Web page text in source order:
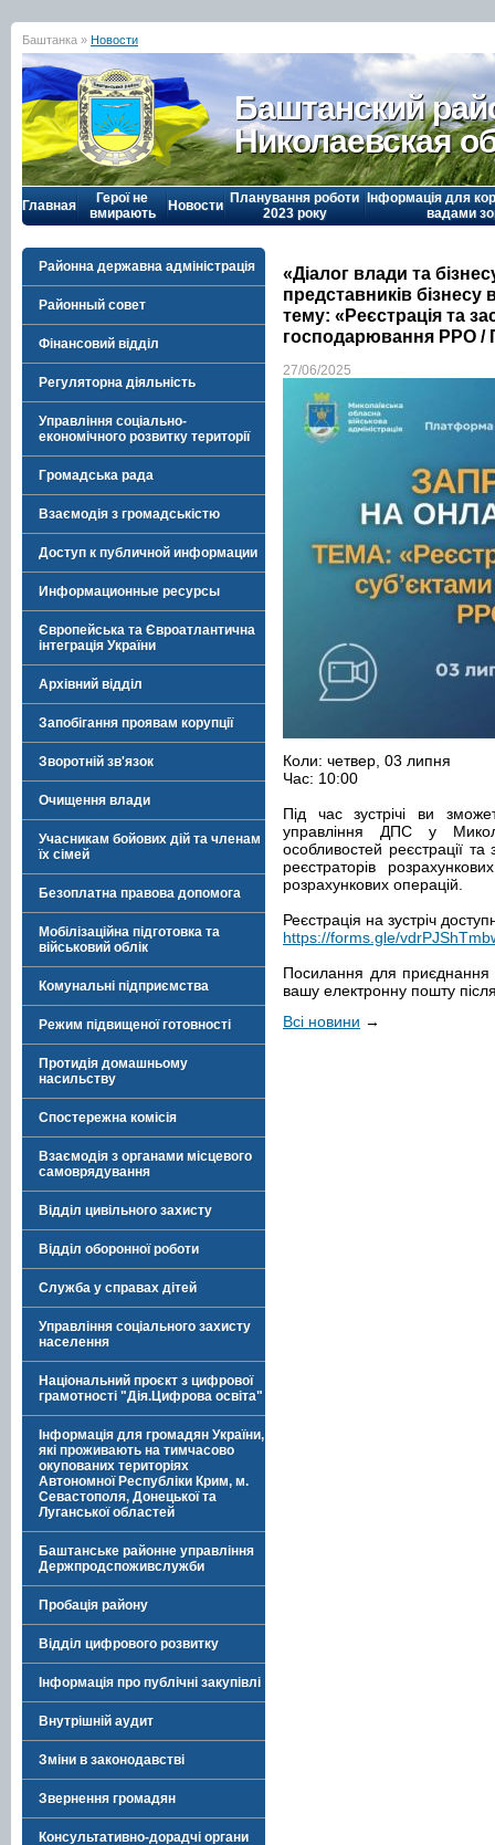
Баштанка » Новости
Баштанский
Николаевская
Главная
Герої не
вмирають
Новости Планування роботи
2023 року
Інформація для
вадами
Районна державна адміністрація
Районный совет
Фінансовий відділ
Регуляторна діяльність
Управління соціально-
економічного розвитку території
Громадська рада
Взаємодія з громадськістю
Доступ к публичной информации
Информационные ресурсы
Європейська та Євроатлантична
інтеграція України
Архівний відділ
Запобігання проявам корупції
Зворотній зв'язок
Очищення влади
Учасникам бойових дій та членам
їх сімей
Безоплатна правова допомога
Мобілізаційна підготовка та
військовий облік
Комунальні підприємства
Режим підвищеної готовності
Протидія домашньому
насильству
Спостережна комісія
Взаємодія з органами місцевого
самоврядування
Відділ цивільного захисту
Відділ оборонної роботи
Служба у справах дітей
Управління соціального захисту
населення
Національний проєкт з цифрової
грамотності "Дія.Цифрова освіта"
Інформація для громадян України,
які проживають на тимчасово
окупованих територіях
Автономної Республіки Крим, м.
Севастополя, Донецької та
Луганської областей
Баштанське районне управління
Держпродспоживслужби
Пробація району
Відділ цифрового розвитку
Інформація про публічні закупівлі
Внутрішній аудит
Зміни в законодавстві
Звернення громадян
Консультативно-дорадчі органи
«Діалог влади та
представників бізнесу
тему: «Реєстрація та
господарювання РРО /
27/06/2025
Коли: четвер, 03 липня
Час: 10:00
Під час зустрічі ви
управління ДПС у
особливостей реєстрації
реєстраторів
розрахункових операцій.
Реєстрація на зустріч
https://forms.gle/
Посилання для приєднання
вашу електронну пошту
Всі новини →